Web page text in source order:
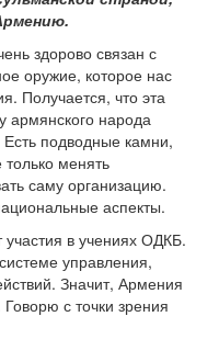
здорово связан с
оружие, которое нас
Получается, что эта
армянского народа
Есть подводные камни,
менять
саму организацию.
аспекты.
в учениях ОДКБ.
управления,
Значит, Армения
с точки зрения